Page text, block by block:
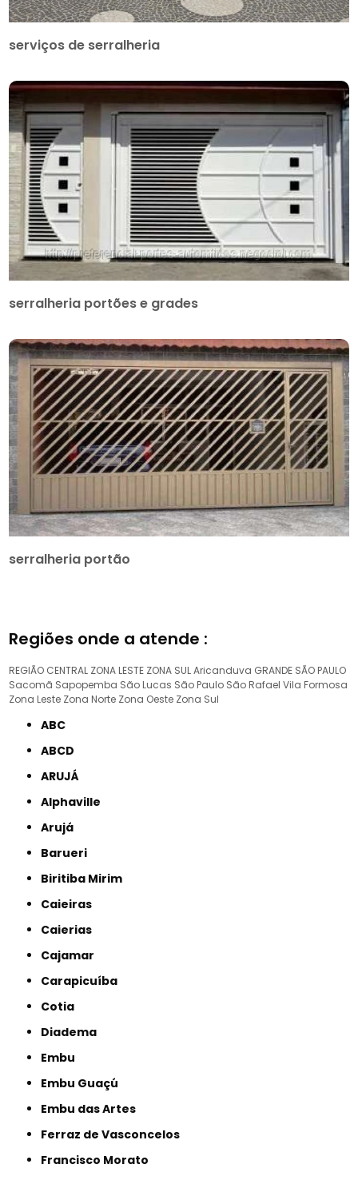
serviços de serralheria
serralheria portões e grades
serralheria portão
Regiões onde a atende :
REGIÃO CENTRAL ZONA LESTE ZONA SULAricanduva GRANDE SÃO PAULO
Sacomã Sapopemba São Lucas São Paulo São Rafael Vila Formosa
Zona Leste Zona Norte Zona Oeste Zona Sul
ABC
ABCD
ARUJÁ
Alphaville
Arujá
Barueri
Biritiba Mirim
Caieiras
Caierias
Cajamar
Carapicuíba
Cotia
Diadema
Embu
Embu Guaçú
Embu das Artes
Ferraz de Vasconcelos
Francisco Morato